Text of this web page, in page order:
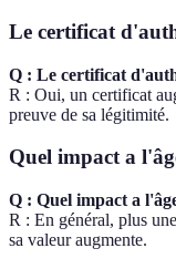
Le certificat
Q : Le certificat
R : Oui, un certificat
preuve de sa légitimité.
Quel impact a
Q : Quel impact a
R : En général, plus
sa valeur augmente.